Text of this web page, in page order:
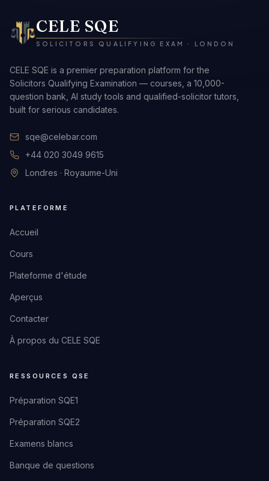
CELE SQE
SOLICITORS QUALIFYING EXAM · LONDON
CELE SQE is a premier preparation platform for the
Solicitors Qualifying Examination — courses, a 10,000-
question bank, AI study tools and qualified-solicitor tutors,
built for serious candidates.
sqe@celebar.com
+44 020 3049 9615
Londres · Royaume-Uni
PLATEFORME
Accueil
Cours
Plateforme d'étude
Aperçus
Contacter
À propos du CELE SQE
RESSOURCES QSE
Préparation SQE1
Préparation SQE2
Examens blancs
Banque de questions